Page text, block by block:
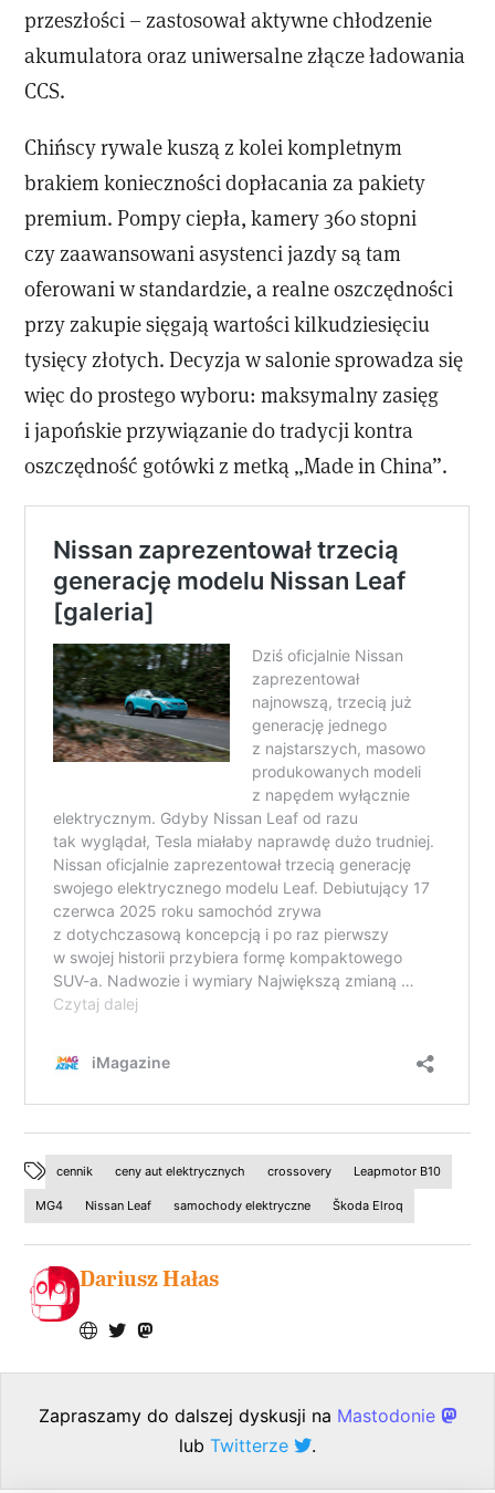
przeszłości – zastosował aktywne chłodzenie
akumulatora oraz uniwersalne złącze ładowania
CCS.
Chińscy rywale kuszą z kolei kompletnym
brakiem konieczności dopłacania za pakiety
premium. Pompy ciepła, kamery 360 stopni
czy zaawansowani asystenci jazdy są tam
oferowani w standardzie, a realne oszczędności
przy zakupie sięgają wartości kilkudziesięciu
tysięcy złotych. Decyzja w salonie sprowadza się
więc do prostego wyboru: maksymalny zasięg
i japońskie przywiązanie do tradycji kontra
oszczędność gotówki z metką „Made in China”.
cennik ceny aut elektrycznych crossovery Leapmotor B10
MG4 Nissan Leaf samochody elektryczne Škoda Elroq
Dariusz Hałas
Zapraszamy do dalszej dyskusji na Mastodonie
lub Twitterze .